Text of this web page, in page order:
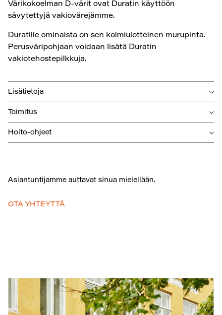
Värikokoelman D-värit ovat Duratin käyttöön
sävytettyjä vakiovärejämme.
Duratille ominaista on sen kolmiulotteinen murupinta.
Perusväripohjaan voidaan lisätä Duratin
vakiotehostepilkkuja.
Lisätietoja
Toimitus
Hoito-ohjeet
Asiantuntijamme auttavat sinua mielellään.
OTA YHTEYTTÄ